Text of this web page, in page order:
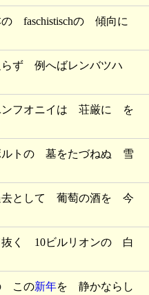
faschistischの 傾向に
ず 例へばレンバツハ
ンフオニイは 荘厳に を
トの 墓をたづねぬ 雪
として 葡萄の酒を 今
く 10ビルリオンの 白
この新年を 静かならし